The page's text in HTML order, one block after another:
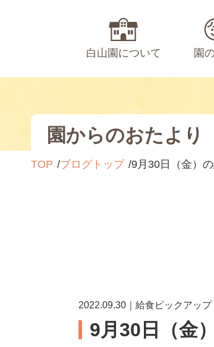
白山園について 園
園からのおたより
TOP ブログトップ 9月30日（金）
2022.09.30｜給食ピックアップ
9月30日（金